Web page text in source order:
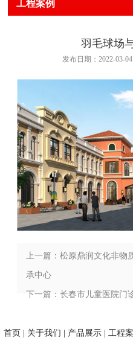
工程案例
羽毛球场
发布日期：2022-03-
上一篇：松原鼎润文化非物
承中心
下一篇：长春市儿童医院门
首页 关于我们 产品展示| 工程